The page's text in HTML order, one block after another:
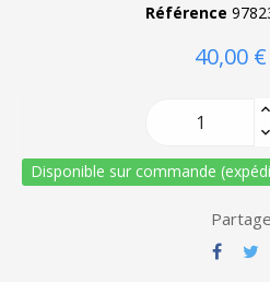
Référence
40,00 €
Disponible sur commande